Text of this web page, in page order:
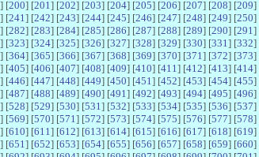
] [200] [201 ] [202] [203] [204] [205] [206] [207] [208] [209]
] [241 ] [242] [243] [244] [245] [246] [247] [248] [249] [250]
] [282] [283] [284] [285] [286] [287] [288] [289] [290] [291 ]
] [323] [324] [325] [326] [327] [328] [329] [330] [331 ] [332]
] [364] [365] [366] [367] [368] [369] [370] [371 ] [372] [373]
] [405] [406] [407] [408] [409] [410] [411 ] [412] [413] [414]
] [446] [447] [448] [449] [450] [451 ] [452] [453] [454] [455]
] [487] [488] [489] [490] [491 ] [492] [493] [494] [495] [496]
] [528] [529] [530] [531 ] [532] [533] [534] [535] [536] [537]
] [569] [570] [571 ] [572] [573] [574] [575] [576] [577] [578]
] [610] [611 ] [612] [613] [614] [615] [616] [617] [618] [619]
] [651 ] [652] [653] [654] [655] [656] [657] [658] [659] [660]